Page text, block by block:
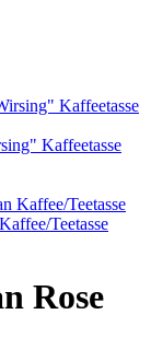
Kaffeetasse
Teetasse
Rose